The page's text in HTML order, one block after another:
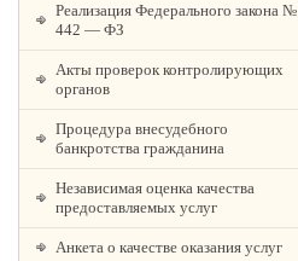
Реализация Федерального закона №
442 — ФЗ
Акты проверок контролирующих
органов
Процедура внесудебного
банкротства гражданина
Независимая оценка качества
предоставляемых услуг
Анкета о качестве оказания услуг